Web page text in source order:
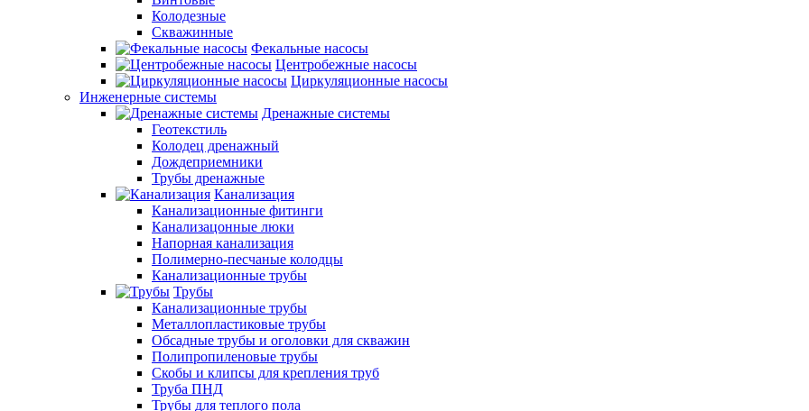
Колодезные
Скважинные
Фекальные насосы
Центробежные насосы
Циркуляционные насосы
Инженерные системы
Дренажные системы
Геотекстиль
Колодец дренажный
Дождеприемники
Трубы дренажные
Канализация
Канализационные фитинги
Канализацонные люки
Напорная канализация
Полимерно-песчаные колодцы
Канализационные трубы
Трубы
Канализационные трубы
Металлопластиковые трубы
Обсадные трубы и оголовки для скважин
Полипропиленовые трубы
Скобы и клипсы для крепления труб
Труба ПНД
Трубы для теплого пола